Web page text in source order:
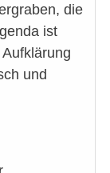
die
ist
und